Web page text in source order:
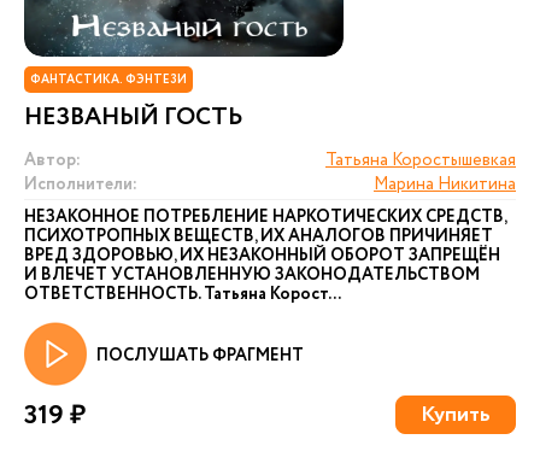
ФАНТАСТИКА. ФЭНТЕЗИ
НЕЗВАНЫЙ ГОСТЬ
Автор:
Татьяна Коростышевкая
Исполнители:
Марина Никитина
НЕЗАКОННОЕ ПОТРЕБЛЕНИЕ НАРКОТИЧЕСКИХ СРЕДСТВ,
ПСИХОТРОПНЫХ ВЕЩЕСТВ, ИХ АНАЛОГОВ ПРИЧИНЯЕТ
ВРЕД ЗДОРОВЬЮ, ИХ НЕЗАКОННЫЙ ОБОРОТ ЗАПРЕЩЁН
И ВЛЕЧЕТ УСТАНОВЛЕННУЮ ЗАКОНОДАТЕЛЬСТВОМ
ОТВЕТСТВЕННОСТЬ. Татьяна Корост...
ПОСЛУШАТЬ ФРАГМЕНТ
319 ₽ Купить